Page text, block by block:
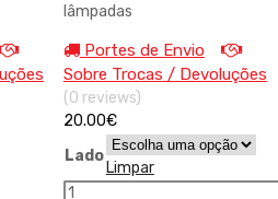
lâmpadas
Portes de Envio
Sobre Trocas / Devoluções
(0 reviews)
20.00€
Lado
Limpar
Quantidade